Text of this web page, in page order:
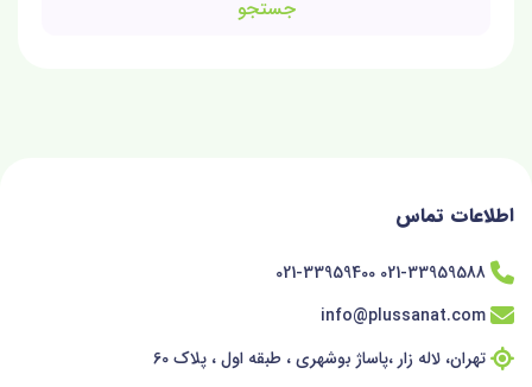
اطلاعات تماس
021-33959588 021-33959400
info@plussanat.com
تهران، لاله زار ،پاساژ بوشهری ، طبقه اول ، پلاک 60